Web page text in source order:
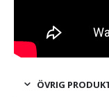
ÖVRIG